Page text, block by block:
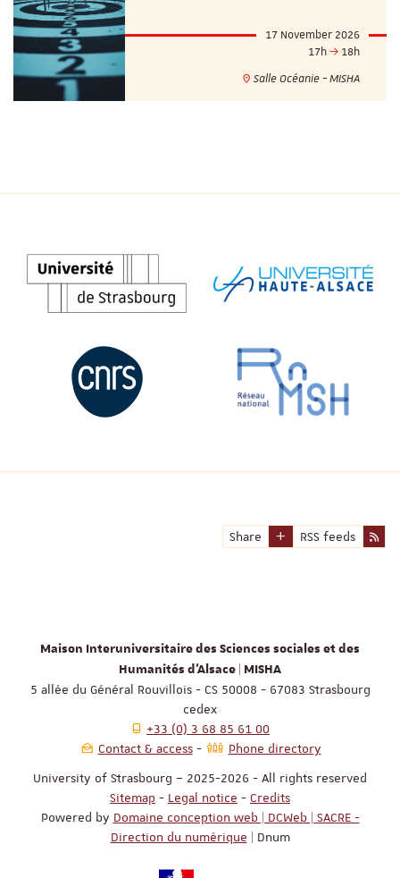
17 November 2026
17h
18h
Salle Océanie - MISHA
Share RSS feeds
Maison Interuniversitaire des Sciences sociales et des
Humanités d'Alsace | MISHA
5 allée du Général Rouvillois - CS 50008 - 67083 Strasbourg
cedex
+33 (0) 3 68 85 61 00
Contact & access
Phone directory
University of Strasbourg – 2025-2026 - All rights reserved
Sitemap - Legal notice - Credits
Powered by Domaine conception web | DCWeb | SACRE -
Direction du numérique | Dnum